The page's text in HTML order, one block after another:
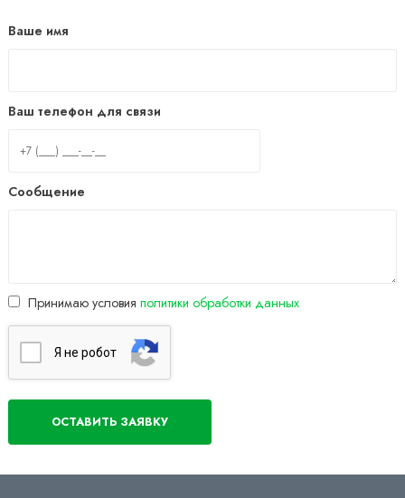
Ваше имя
Ваш телефон для связи
Сообщение
Принимаю условия политики обработки данных
Я нe poбoт